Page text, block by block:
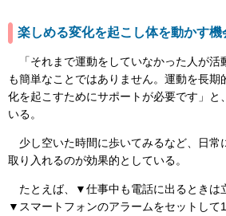
楽しめる変化を起こし体を動かす
「それまで運動をしていなかった人が活
も簡単なことではありません。運動を長期
化を起こすためにサポートが必要です」と
いる。
少し空いた時間に歩いてみるなど、日常
取り入れるのが効果的としている。
たとえば、▼仕事中も電話に出るときは
▼スマートフォンのアラームをセットして